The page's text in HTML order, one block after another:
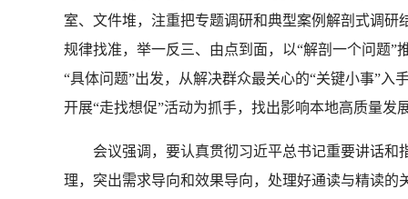
室、文件堆，注重把专题调研和典型案例解剖式调
规律找准，举一反三、由点到面，以“解剖一个问题”
“具体问题”出发，从解决群众最关心的“关键小事”
开展“走找想促”活动为抓手，找出影响本地高质量
会议强调，要认真贯彻习近平总书记重要讲话和
理，突出需求导向和效果导向，处理好通读与精读